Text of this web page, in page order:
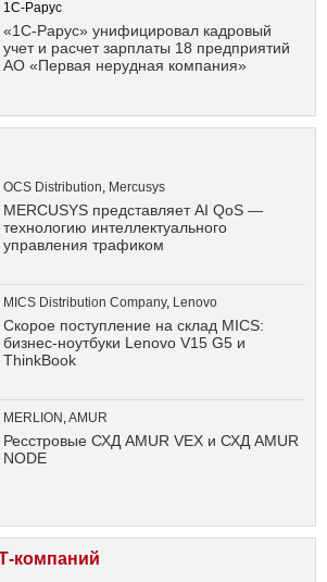
1С-Рарус
«1С-Рарус» унифицировал кадровый
учет и расчет зарплаты 18 предприятий
АО «Первая нерудная компания»
OCS Distribution Mercusys
MERCUSYS представляет AI QoS —
технологию интеллектуального
управления трафиком
MICS Distribution Company, Lenovo
Скорое поступление на склад MICS:
бизнес-ноутбуки Lenovo V15 G5 и
ThinkBook
MERLION AMUR
Ресстровые СХД AMUR VEX и СХД AMUR
NODE
компаний